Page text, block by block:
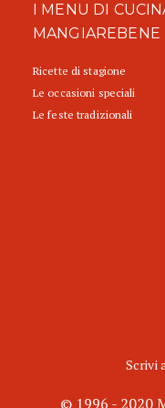
I MENU DI
MANGIAREBENE
Ricette di stagione
Le occasioni speciali
Le feste tradizionali
Scrivi
© 1996 - 2020